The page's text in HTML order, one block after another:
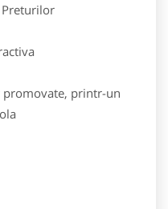
Preturilor
printr-un